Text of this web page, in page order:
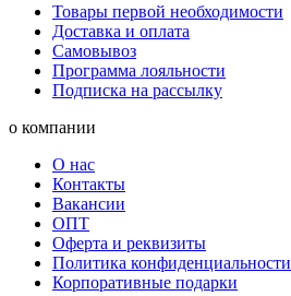
Товары первой необходимости
Доставка и оплата
Самовывоз
Программа лояльности
Подписка на рассылку
о компании
О нас
Контакты
Вакансии
ОПТ
Оферта и реквизиты
Политика конфиденциальности
Корпоративные подарки